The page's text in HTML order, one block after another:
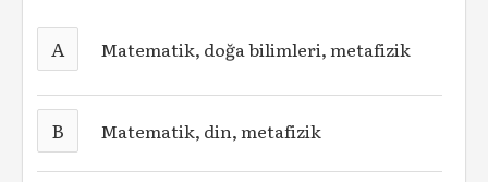
A Matematik, doğa bilimleri, metafizik
B Matematik, din, metafizik